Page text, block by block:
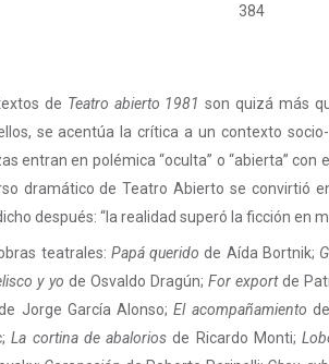
384
de Teatro abierto 1981 son quizá más
se acentúa la crítica a un contexto
entran en polémica “oculta” o “abierta”
dramático de Teatro Abierto se convirtió
después: “la realidad superó la ficción en
teatrales: Papá querido de Aída Bortnik;
y yo de Osvaldo Dragún; For exportde
Jorge García Alonso;El acompañamiento
La cortina de abalorios de Ricardo Monti;